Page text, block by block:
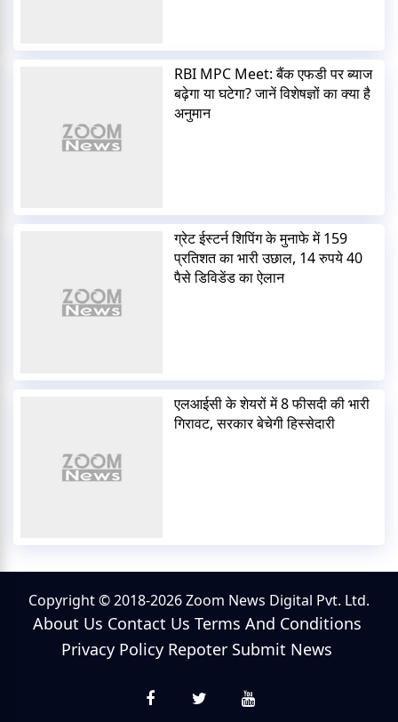
RBI MPC Meet: बैंक एफडी पर ब्याज
बढ़ेगा या घटेगा? जानें विशेषज्ञों का क्या है
अनुमान
ग्रेट ईस्टर्न शिपिंग के मुनाफे में 159
प्रतिशत का भारी उछाल, 14 रुपये 40
पैसे डिविडेंड का ऐलान
एलआईसी के शेयरों में 8 फीसदी की भारी
गिरावट, सरकार बेचेगी हिस्सेदारी
Copyright © 2018-2026 Zoom News Digital Pvt. Ltd.
About Us Contact Us Terms And Conditions
Privacy Policy Repoter Submit News